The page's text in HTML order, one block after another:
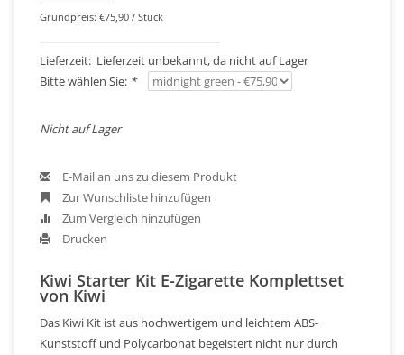
Grundpreis: €75,90 / Stück
Lieferzeit: Lieferzeit unbekannt, da nicht auf Lager
Bitte wählen Sie: *
Nicht auf Lager
E-Mail an uns zu diesem Produkt
Zur Wunschliste hinzufügen
Zum Vergleich hinzufügen
Drucken
Kiwi Starter Kit E-Zigarette Komplettset
von Kiwi
Das Kiwi Kit ist aus hochwertigem und leichtem ABS-
Kunststoff und Polycarbonat begeistert nicht nur durch